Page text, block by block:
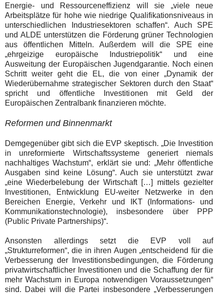
Energie- und Ressourceneffizienz will sie „viele neue
Arbeitsplätze für hohe wie niedrige Qualifikationsniveaus in
unterschiedlichen Industriesektoren schaffen“. Auch SPE
und ALDE unterstützen die Förderung grüner Technologien
aus öffentlichen Mitteln. Außerdem will die SPE eine
„ehrgeizige europäische Industriepolitik“ und eine
Ausweitung der Europäischen Jugendgarantie. Noch einen
Schritt weiter geht die EL, die von einer„Dynamik der
Wiederübernahme strategischer Sektoren durch den Staat“
spricht und öffentliche Investitionen mit Geld der
Europäischen Zentralbank finanzieren möchte.
Reformen und Binnenmarkt
Demgegenüber gibt sich die EVP skeptisch.„Die Investition
in unreformierte Wirtschaftssysteme generiert niemals
nachhaltiges Wachstum“, erklärt sie und: „Mehr öffentliche
Ausgaben sind keine Lösung“. Auch sie unterstützt zwar
„eine Wiederbelebung der Wirtschaft […] mittels gezielter
Investitionen, Entwicklung EU-weiter Netzwerke in den
Bereichen Energie, Verkehr und IKT (Informations- und
Kommunikationstechnologie), insbesondere über PPP
(Public Private Partnerships)“.
Ansonsten allerdings setzt die EVP voll auf
„Strukturreformen“, die in ihren Augen „entscheidend für die
Verbesserung der Investitionsbedingungen, die Förderung
privatwirtschaftlicher Investitionen und die Schaffung der für
mehr Wachstum in Europa notwendigen Voraussetzungen“
sind. Dabei will die Partei insbesondere „Verbesserungen